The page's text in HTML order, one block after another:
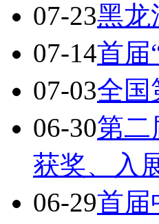
07-23黑龙
07-14首届
07-03全国
06-30第二
获奖、入
06-29首届